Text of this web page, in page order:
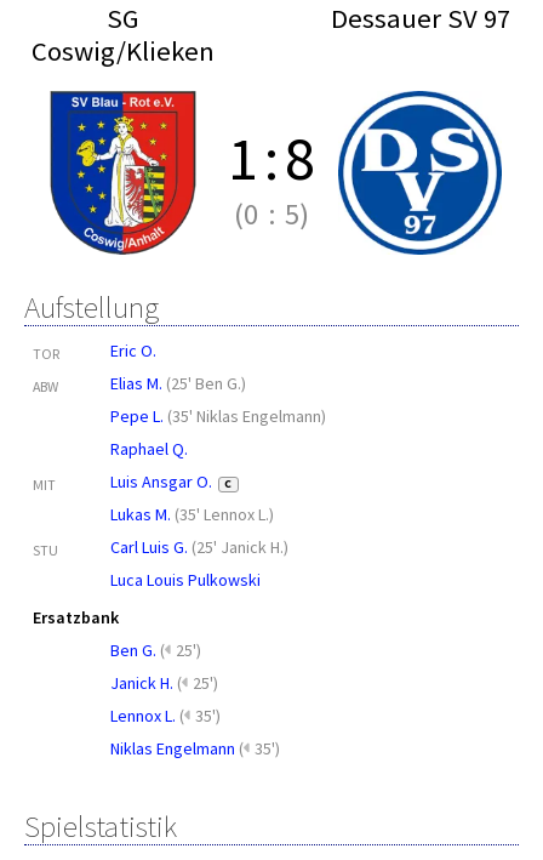
SG
Coswig/Klieken
Dessauer SV 97
1:8
(0 : 5)
Aufstellung
TOR Eric O.
ABW Elias M. (25' Ben G.)
Pepe L. (35' Niklas Engelmann)
Raphael Q.
MIT Luis Ansgar O. C
Lukas M. (35' Lennox L.)
STU Carl Luis G. (25' Janick H.)
Luca Louis Pulkowski
Ersatzbank
Ben G. ( 25')
Janick H. ( 25')
Lennox L. ( 35')
Niklas Engelmann ( 35')
Spielstatistik